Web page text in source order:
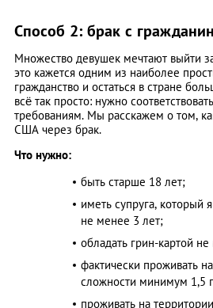
Способ 2: брак с
Множество девушек мечтают выйти
это кажется одним из наиболее
гражданство и остаться в стране
всё так просто: нужно
требованиям. Мы расскажем о том,
США через брак.
Что нужно:
быть старше 18 лет;
иметь супруга,
не менее 3 лет;
обладать грин-картой
фактически проживать
сложности минимум 1,5
проживать на